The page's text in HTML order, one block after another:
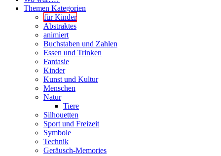
Themen Kategorien
für Kinder
Abstraktes
animiert
Buchstaben und Zahlen
Essen und Trinken
Fantasie
Kinder
Kunst und Kultur
Menschen
Natur
Tiere
Silhouetten
Sport und Freizeit
Symbole
Technik
Geräusch-Memories